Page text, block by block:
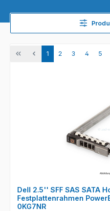
Seite
1 Seite
2 Seite
3 Seite
4 Seite
5
Dell 2.5'' SFF SAS SATA
Festplattenrahmen
0KG7NR